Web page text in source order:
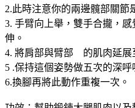
2.此時注意你的兩邊髖部關節
3. 手臂向上舉，雙手合攏，
伸。
4. 將肩部與臂部 的肌肉延展
5 .保持這個姿勢做五次的深呼
6.換腳再將此動作重複一次。